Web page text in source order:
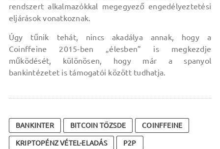
rendszert alkalmazókkal megegyező engedélyeztetési
eljárások vonatkoznak.
Úgy tűnik tehát, nincs akadálya annak, hogy a
Coinffeine 2015-ben „élesben” is megkezdje
működését, különösen, hogy már a spanyol
bankintézetet is támogatói között tudhatja.
BANKINTER BITCOIN TŐZSDE COINFFEINE
KRIPTOPÉNZ VÉTEL-ELADÁS P2P